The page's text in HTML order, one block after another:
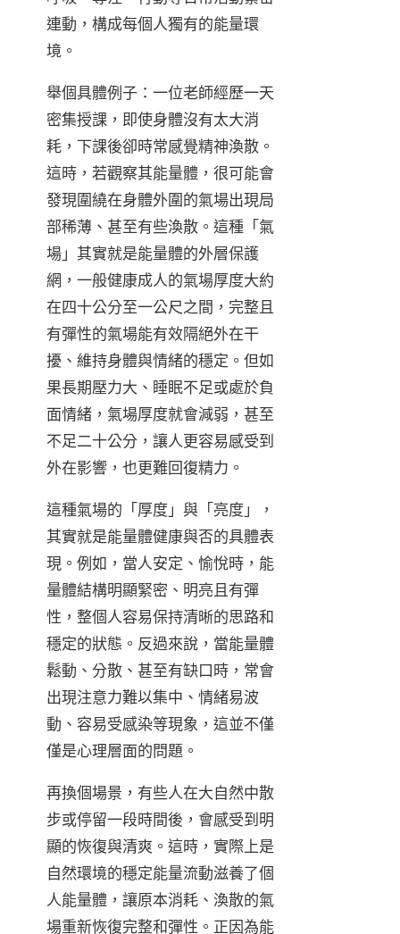
連動，構成每個人獨有的能量環
境。
舉個具體例子：一位老師經歷一天
密集授課，即使身體沒有太大消
耗，下課後卻時常感覺精神渙散。
這時，若觀察其能量體，很可能會
發現圍繞在身體外圍的氣場出現局
部稀薄、甚至有些渙散。這種「氣
場」其實就是能量體的外層保護
網，一般健康成人的氣場厚度大約
在四十公分至一公尺之間，完整且
有彈性的氣場能有效隔絕外在干
擾、維持身體與情緒的穩定。但如
果長期壓力大、睡眠不足或處於負
面情緒，氣場厚度就會減弱，甚至
不足二十公分，讓人更容易感受到
外在影響，也更難回復精力。
這種氣場的「厚度」與「亮度」，
其實就是能量體健康與否的具體表
現。例如，當人安定、愉悅時，能
量體結構明顯緊密、明亮且有彈
性，整個人容易保持清晰的思路和
穩定的狀態。反過來說，當能量體
鬆動、分散、甚至有缺口時，常會
出現注意力難以集中、情緒易波
動、容易受感染等現象，這並不僅
僅是心理層面的問題。
再換個場景，有些人在大自然中散
步或停留一段時間後，會感受到明
顯的恢復與清爽。這時，實際上是
自然環境的穩定能量流動滋養了個
人能量體，讓原本消耗、渙散的氣
場重新恢復完整和彈性。正因為能